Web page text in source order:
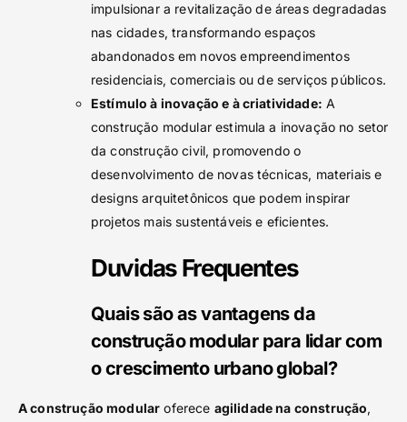
impulsionar a revitalização de áreas degradadas
nas cidades, transformando espaços
abandonados em novos empreendimentos
residenciais, comerciais ou de serviços públicos.
Estímulo à inovação e à criatividade: A
construção modular estimula a inovação no setor
da construção civil, promovendo o
desenvolvimento de novas técnicas, materiais e
designs arquitetônicos que podem inspirar
projetos mais sustentáveis e eficientes.
Duvidas Frequentes
Quais são as vantagens da
construção modular para lidar com
o crescimento urbano global?
A construção modular oferece agilidade na construção,